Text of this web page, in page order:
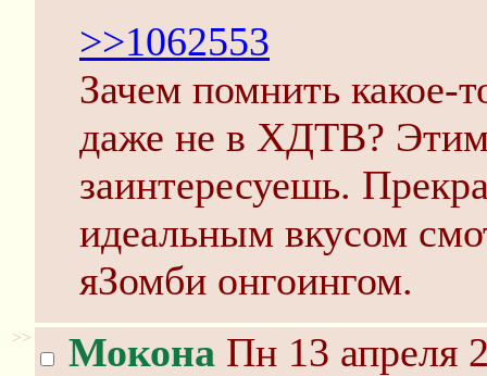
>>1062553
Зачем помнить какое-
даже не в ХДТВ? Этим
заинтересуешь.
идеальным вкусом
яЗомби онгоингом.
>> Мокона Пн 13 апреля